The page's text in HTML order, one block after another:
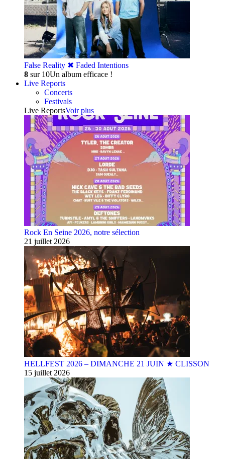
False Reality ✖︎ Faded Intentions
8 sur 10Un album efficace !
Live Reports
Concerts
Festivals
Live ReportsVoir plus
Rock En Seine 2026, notre sélection
21 juillet 2026
HELLFEST 2026 – DIMANCHE 21 JUIN ★ CLISSON
15 juillet 2026